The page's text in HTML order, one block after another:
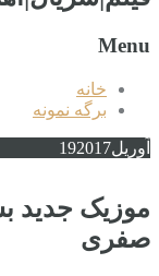
Menu
خانه
برگه نمونه
آوریل 192017
موزیک جدید
صفری